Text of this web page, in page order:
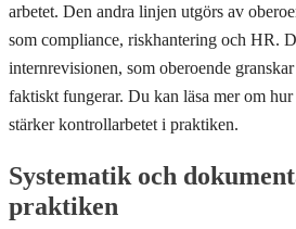
arbetet. Den andra linjen utgörs av
som compliance, riskhantering och HR.
internrevisionen, som oberoende
faktiskt fungerar. Du kan läsa mer om hur
stärker kontrollarbetet i praktiken.
Systematik och
praktiken